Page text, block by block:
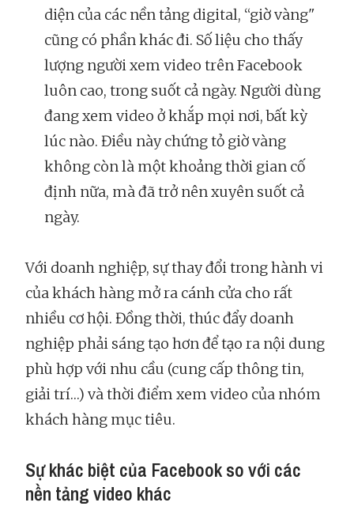
diện của các nền tảng digital, “giờ vàng"
cũng có phần khác đi. Số liệu cho thấy
lượng người xem video trên Facebook
luôn cao, trong suốt cả ngày. Người dùng
đang xem video ở khắp mọi nơi, bất kỳ
lúc nào. Điều này chứng tỏ giờ vàng
không còn là một khoảng thời gian cố
định nữa, mà đã trở nên xuyên suốt cả
ngày.
Với doanh nghiệp, sự thay đổi trong hành vi
của khách hàng mở ra cánh cửa cho rất
nhiều cơ hội. Đồng thời, thúc đẩy doanh
nghiệp phải sáng tạo hơn để tạo ra nội dung
phù hợp với nhu cầu (cung cấp thông tin,
giải trí…) và thời điểm xem video của nhóm
khách hàng mục tiêu.
Sự khác biệt của Facebook so với các
nền tảng video khác